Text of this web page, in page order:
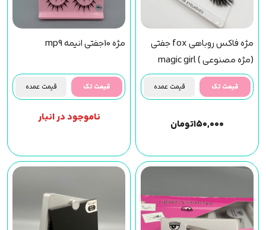
مژه فاکس روباهی fox جفتی
(مژه مصنوعی ) magic girl
(f30) مجیک گرل
قیمت تک قیمت عمده
۱۵۰,۰۰۰تومان
مژه 10جفتی انیمه mp9
قیمت تک قیمت عمده
ناموجود در انبار